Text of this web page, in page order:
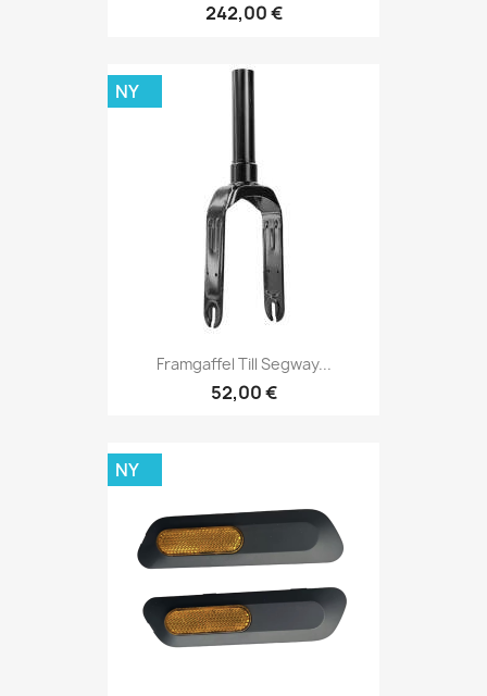
242,00 €
Framgaffel Till Segway...
52,00 €
NY
NY